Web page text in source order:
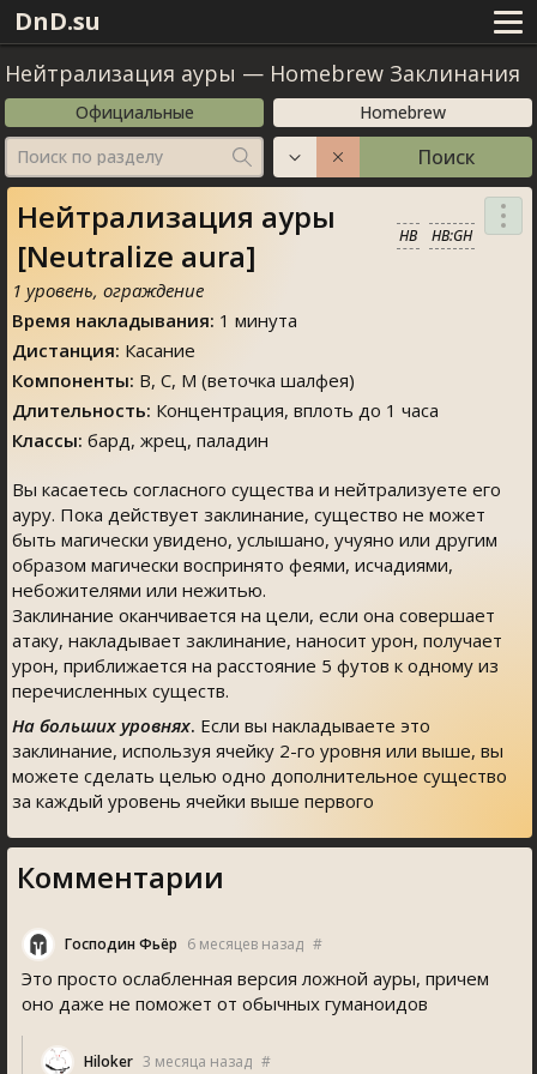
DnD.su
Нейтрализация ауры — Homebrew Заклинания
Официальные
Homebrew
Поиск по разделу
Поиск
Нейтрализация ауры
[Neutralize aura]
HB HB:GH
1 уровень, ограждение
Время накладывания: 1 минута
Дистанция: Касание
Компоненты: В, С, М (веточка шалфея)
Длительность: Концентрация, вплоть до 1 часа
Классы: бард, жрец, паладин
Вы касаетесь согласного существа и нейтрализуете его
ауру. Пока действует заклинание, существо не может
быть магически увидено, услышано, учуяно или другим
образом магически воспринято феями, исчадиями,
небожителями или нежитью.
Заклинание оканчивается на цели, если она совершает
атаку, накладывает заклинание, наносит урон, получает
урон, приближается на расстояние 5 футов к одному из
перечисленных существ.
На больших уровнях. Если вы накладываете это
заклинание, используя ячейку 2-го уровня или выше, вы
можете сделать целью одно дополнительное существо
за каждый уровень ячейки выше первого
Комментарии
Господин Фьёр 6 месяцев назад #
Это просто ослабленная версия ложной ауры, причем
оно даже не поможет от обычных гуманоидов
Hiloker 3 месяца назад #